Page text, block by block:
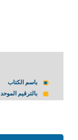
باسم الكتاب
بالترقيم الموحد